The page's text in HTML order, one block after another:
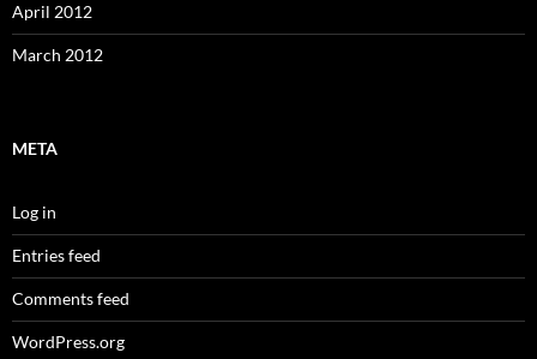
April 2012
March 2012
META
Log in
Entries feed
Comments feed
WordPress.org